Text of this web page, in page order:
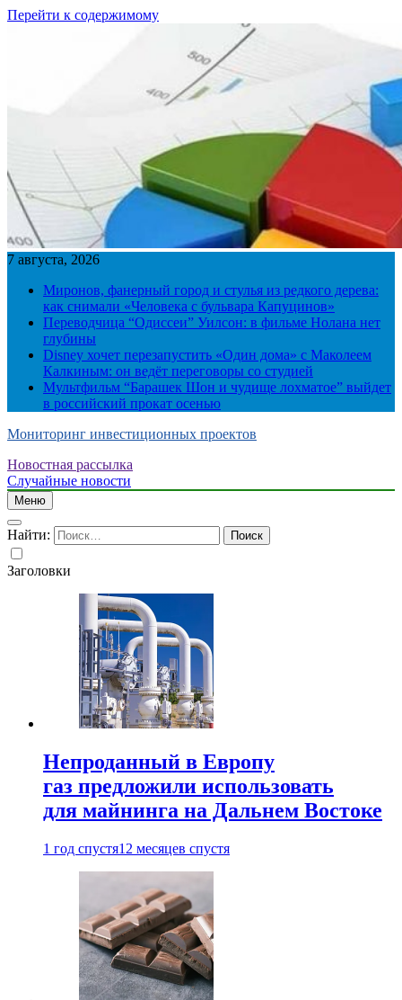
Перейти к содержимому
7 августа, 2026
Миронов, фанерный город и стулья из редкого дерева:
как снимали «Человека с бульвара Капуцинов»
Переводчица “Одиссеи” Уилсон: в фильме Нолана нет
глубины
Disney хочет перезапустить «Один дома» с Маколеем
Калкиным: он ведёт переговоры со студией
Мультфильм “Барашек Шон и чудище лохматое” выйдет
в российский прокат осенью
Мониторинг инвестиционных проектов
Новостная рассылка
Случайные новости
Меню
Найти:
Заголовки
Непроданный в Европу
газ предложили использовать
для майнинга на Дальнем Востоке
1 год спустя12 месяцев спустя